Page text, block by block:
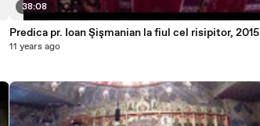
38:08
Predica pr. Ioan Şişmanian la fiul cel risipitor, 2015
11 years ago